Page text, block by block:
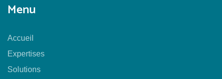
Menu
Accueil
Expertises
Solutions